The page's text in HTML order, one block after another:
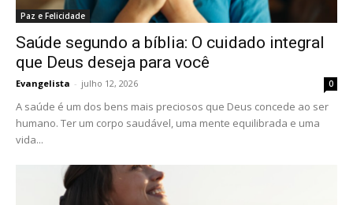
Paz e Felicidade
Saúde segundo a bíblia: O cuidado integral
que Deus deseja para você
Evangelista - julho 12, 2026 0
A saúde é um dos bens mais preciosos que Deus concede ao ser
humano. Ter um corpo saudável, uma mente equilibrada e uma
vida...